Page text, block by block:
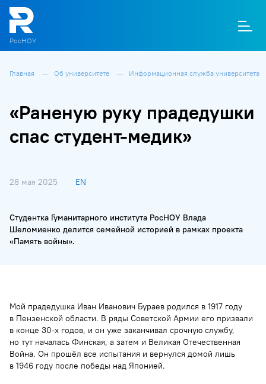
РосНОУ
Главная Об университете Информационная служба университета
«Раненую руку прадедушки
спас студент-медик»
28 мая 2025 EN
Студентка Гуманитарного института РосНОУ Влада
Шеломиенко делится семейной историей в рамках проекта
«Память войны».
Мой прадедушка Иван Иванович Бураев родился в 1917 году
в Пензенской области. В ряды Советской Армии его призвали
в конце 30-х годов, и он уже заканчивал срочную службу,
но тут началась Финская, а затем и Великая Отечественная
Война. Он прошёл все испытания и вернулся домой лишь
в 1946 году после победы над Японией.